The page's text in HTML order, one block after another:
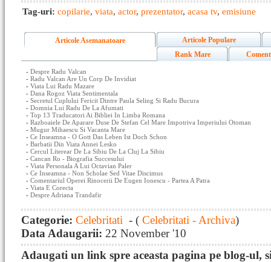
Tag-uri: copilarie, viata, actor, prezentator, acasa tv, emisiune
Articole Asemanatoare
Articole Populare
Rank Mare
- Despre Radu Valcan
- Radu Valcan Are Un Corp De Invidiat
- Viata Lui Radu Mazare
- Dana Rogoz Viata Sentimentala
- Secretul Cuplului Fericit Dintre Paula Seling Si Radu Bucura
- Domnia Lui Radu De La Afumati
- Top 13 Traducatori Ai Bibliei In Limba Romana
- Razboaiele De Aparare Duse De Stefan Cel Mare Impotriva Imperiului Otoman
- Mugur Mihaescu Si Vacanta Mare
- Ce Inseamna - O Gott Das Leben Ist Doch Schon
- Barbatii Din Viata Annei Lesko
- Cercul Literear De La Sibiu De La Cluj La Sibiu
- Cancan Ro - Biografia Succesului
- Viata Personala A Lui Octavian Paler
- Ce Inseamna - Non Scholae Sed Vitae Discimus
- Comentariul Operei Rinocerii De Eugen Ionescu - Partea A Patra
- Viata E Corecta
- Despre Adriana Trandafir
Categorie: Celebritati - ( Celebritati - Archiva)
Data Adaugarii: 22 November '10
Adaugati un link spre aceasta pagina pe blog-ul,